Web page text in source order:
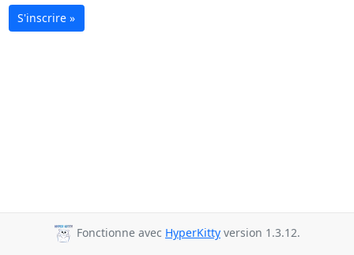
S'inscrire »
Fonctionne avec HyperKitty version 1.3.12.